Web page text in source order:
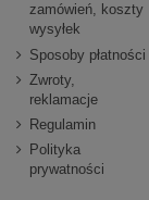
zamówień, koszty
wysyłek
Sposoby płatności
Zwroty,
reklamacje
Regulamin
Polityka
prywatności